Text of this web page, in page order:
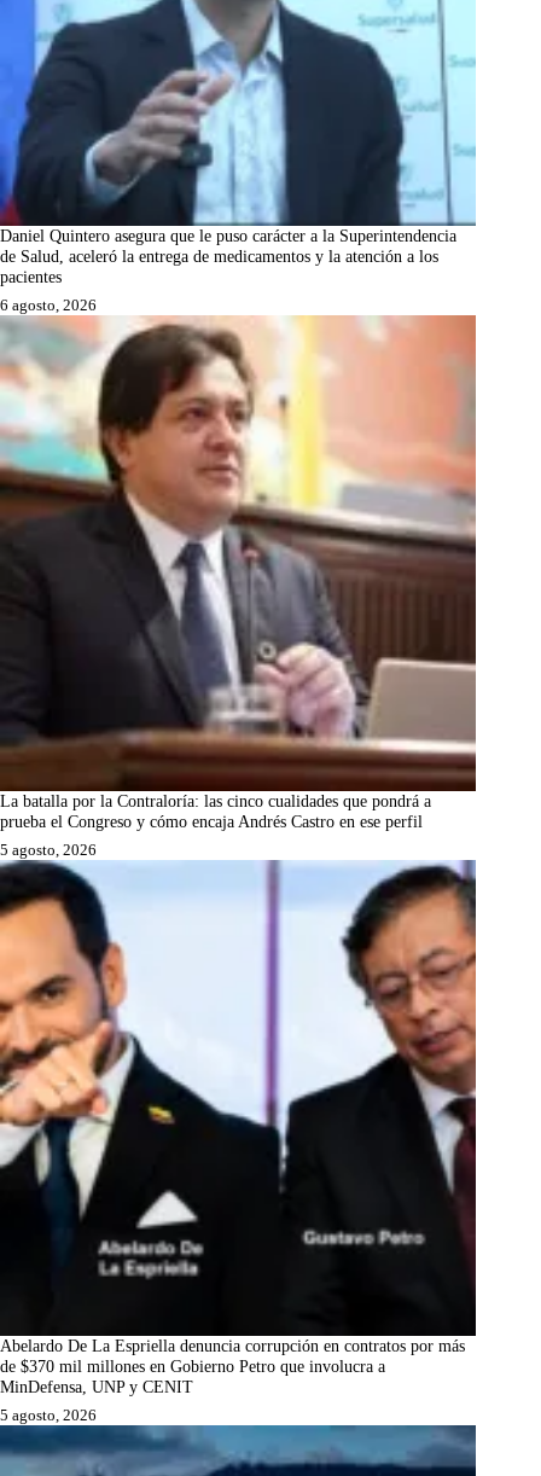
Daniel Quintero asegura que le puso carácter a la Superintendencia
de Salud, aceleró la entrega de medicamentos y la atención a los
pacientes
6 agosto, 2026
La batalla por la Contraloría: las cinco cualidades que pondrá a
prueba el Congreso y cómo encaja Andrés Castro en ese perfil
5 agosto, 2026
Abelardo De La Espriella denuncia corrupción en contratos por más
de $370 mil millones en Gobierno Petro que involucra a
MinDefensa, UNP y CENIT
5 agosto, 2026